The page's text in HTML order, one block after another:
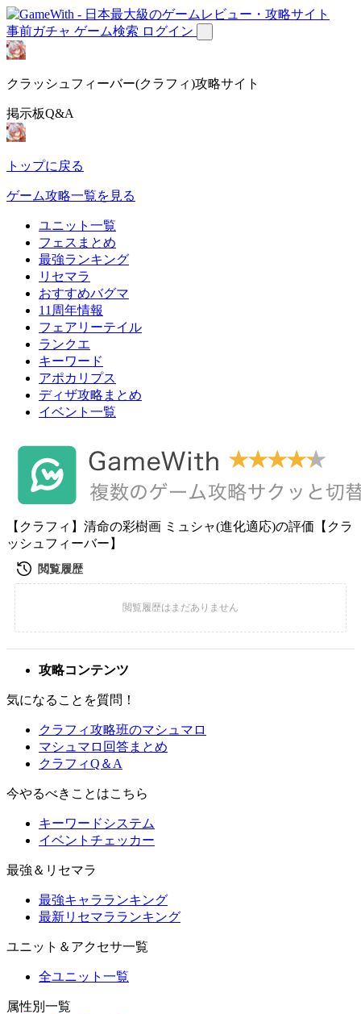
事前ガチャ ゲーム検索 ログイン
クラッシュフィーバー(クラフィ)攻略サイト
掲示板Q&A
トップに戻る
ゲーム攻略一覧を見る
ユニット一覧
フェスまとめ
最強ランキング
リセマラ
おすすめバグマ
11周年情報
フェアリーテイル
ランクエ
キーワード
アポカリプス
ディザ攻略まとめ
イベント一覧
【クラフィ】清命の彩樹画 ミュシャ(進化適応)の評価【クラ
ッシュフィーバー】
攻略コンテンツ
気になることを質問！
クラフィ攻略班のマシュマロ
マシュマロ回答まとめ
クラフィQ＆A
今やるべきことはこちら
キーワードシステム
イベントチェッカー
最強＆リセマラ
最強キャラランキング
最新リセマラランキング
ユニット＆アクセサ一覧
全ユニット一覧
属性別一覧